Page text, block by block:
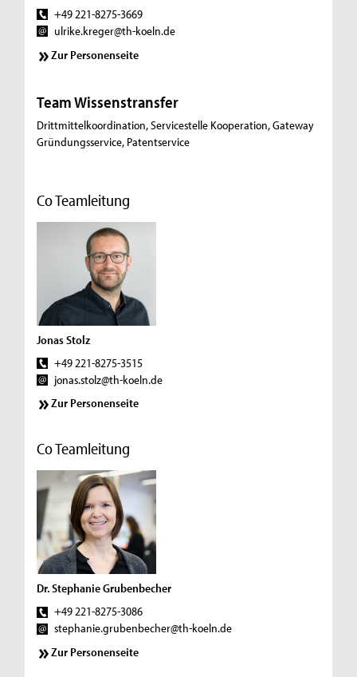
+49 221-8275-3669
ulrike.kreger@th-koeln.de
Zur Personenseite
Team Wissenstransfer
Drittmittelkoordination, Servicestelle Kooperation, Gateway
Gründungsservice, Patentservice
Co Teamleitung
Jonas Stolz
+49 221-8275-3515
jonas.stolz@th-koeln.de
Zur Personenseite
Co Teamleitung
Dr. Stephanie Grubenbecher
+49 221-8275-3086
stephanie.grubenbecher@th-koeln.de
Zur Personenseite